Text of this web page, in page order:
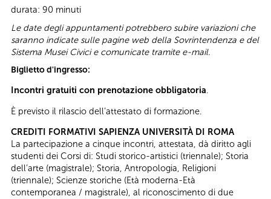
durata: 90 minuti
Le date degli appuntamenti potrebbero subire variazioni che
saranno indicate sulle pagine web della Sovrintendenza e del
Sistema Musei Civici e comunicate tramite e-mail.
Biglietto d'ingresso:
Incontri gratuiti con prenotazione obbligatoria.
È previsto il rilascio dell’attestato di formazione.
CREDITI FORMATIVI SAPIENZA UNIVERSITÀ DI ROMA
La partecipazione a cinque incontri, attestata, dà diritto agli
studenti dei Corsi di: Studi storico-artistici (triennale); Storia
dell’arte (magistrale); Storia, Antropologia, Religioni
(triennale); Scienze storiche (Età moderna-Età
contemporanea / magistrale), al riconoscimento di due